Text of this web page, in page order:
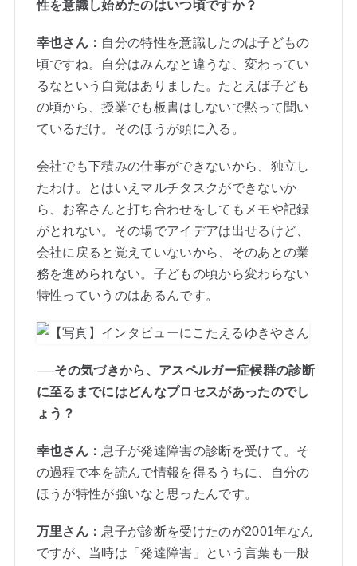
性を意識し始めたのはいつ頃ですか？
幸也さん： 自分の特性を意識したのは子どもの
頃ですね。自分はみんなと違うな、変わってい
るなという自覚はありました。たとえば子ども
の頃から、授業でも板書はしないで黙って聞い
ているだけ。そのほうが頭に入る。
会社でも下積みの仕事ができないから、独立し
たわけ。とはいえマルチタスクができないか
ら、お客さんと打ち合わせをしてもメモや記録
がとれない。その場でアイデアは出せるけど、
会社に戻ると覚えていないから、そのあとの業
務を進められない。子どもの頃から変わらない
特性っていうのはあるんです。
──その気づきから、アスペルガー症候群の診断
に至るまでにはどんなプロセスがあったのでし
ょう？
幸也さん： 息子が発達障害の診断を受けて。そ
の過程で本を読んで情報を得るうちに、自分の
ほうが特性が強いなと思ったんです。
万里さん： 息子が診断を受けたのが2001年なん
ですが、当時は「発達障害」という言葉も一般